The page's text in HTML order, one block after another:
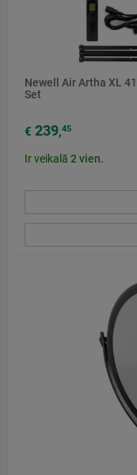
Newell Air Artha XL
Set
€ 239,45
Ir veikalā 2vien.